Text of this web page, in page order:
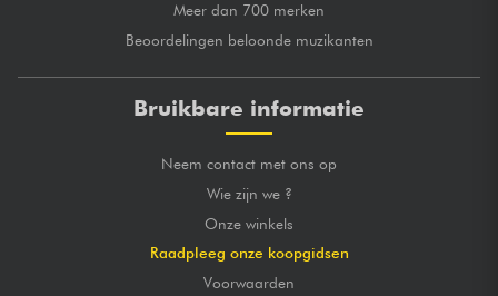
Meer dan 700 merken
Beoordelingen beloonde muzikanten
Bruikbare informatie
Neem contact met ons op
Wie zijn we ?
Onze winkels
Raadpleeg onze koopgidsen
Voorwaarden